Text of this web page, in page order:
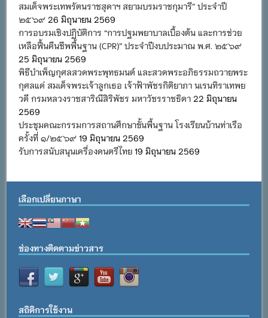
สมเด็จพระเทพรัตนราชสุดาฯ สยามบรมราชกุมารี” ประจำปี
๒๕๖๙ 26 มิถุนายน 2569
การอบรมเชิงปฏิบัติการ “การปฐมพยาบาลเบื้องต้น และการช่วย
เหลือฟื้นคืนชีพพื้นฐาน (CPR)” ประจำปีงบประมาณ พ.ศ. ๒๕๖๙
25 มิถุนายน 2569
พิธีบำเพ็ญกุศลสวดพระพุทธมนต์ และสวดพระอภิธรรมถวายพระ
กุศลแด่ สมเด็จพระเจ้าลูกเธอ เจ้าฟ้าพัชรกิติยาภา นเรนทิราเทพย
วดี กรมหลวงราชสาริณีสิริพัชร มหาวัชรราชธิดา 22 มิถุนายน
2569
ประชุมคณะกรรมการสถานศึกษาขั้นพื้นฐาน โรงเรียนบ้านท่าเรือ
ครั้งที่ ๑/๒๕๖๙ 19 มิถุนายน 2569
รับการสนับสนุนเครื่องดนตรีไทย 19 มิถุนายน 2569
เลือกเปลี่ยนภาษา
ช่องทางติดตามข่าวสาร
สถิติการใช้งาน